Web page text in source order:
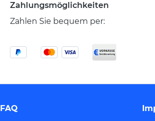
Zahlungsmöglichkeiten
Zahlen Sie bequem per:
FAQ